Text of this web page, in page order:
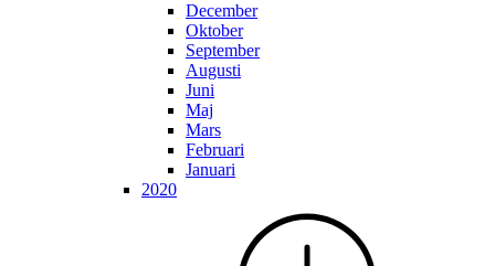
December
Oktober
September
Augusti
Juni
Maj
Mars
Februari
Januari
2020